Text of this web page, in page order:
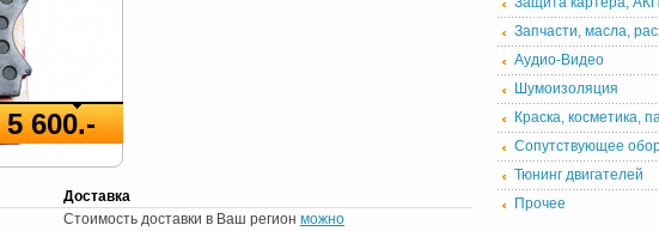
5 600.-
Доставка
Стоимость доставки в Ваш регион можно
Запчасти, масла,
Аудио-Видео
Шумоизоляция
Краска, косметика,
Сопутствующее
Тюнинг двигателей
Прочее